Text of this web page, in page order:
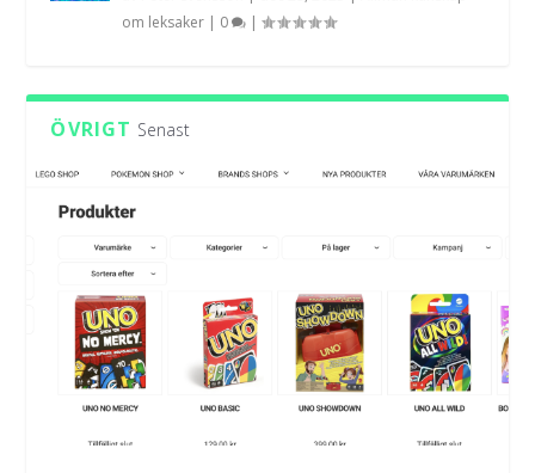
om leksaker | 0 |
ÖVRIGT Senast